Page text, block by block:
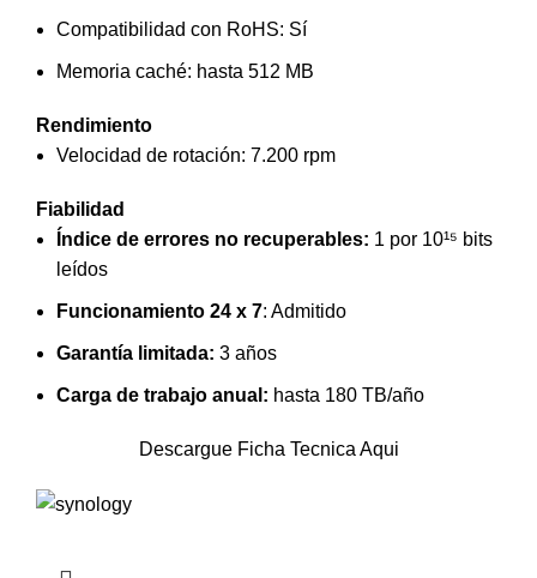
Compatibilidad con RoHS: Sí
Memoria caché: hasta 512 MB
Rendimiento
Velocidad de rotación: 7.200 rpm
Fiabilidad
Índice de errores no recuperables: 1 por 10¹⁵ bits
leídos
Funcionamiento 24 x 7: Admitido
Garantía limitada: 3 años
Carga de trabajo anual: hasta 180 TB/año
Descargue Ficha Tecnica Aqui